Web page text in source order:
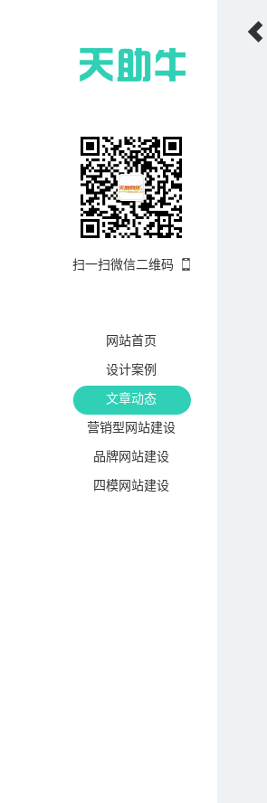
扫一扫微信二维码
网站首页
设计案例
文章动态
营销型网站建设
品牌网站建设
四模网站建设